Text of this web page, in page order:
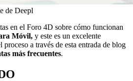
de Deepl
en el Foro 4D sobre cómo funcionan
Móvil, y este es un excelente
a través de esta entrada de blog
más frecuentes.